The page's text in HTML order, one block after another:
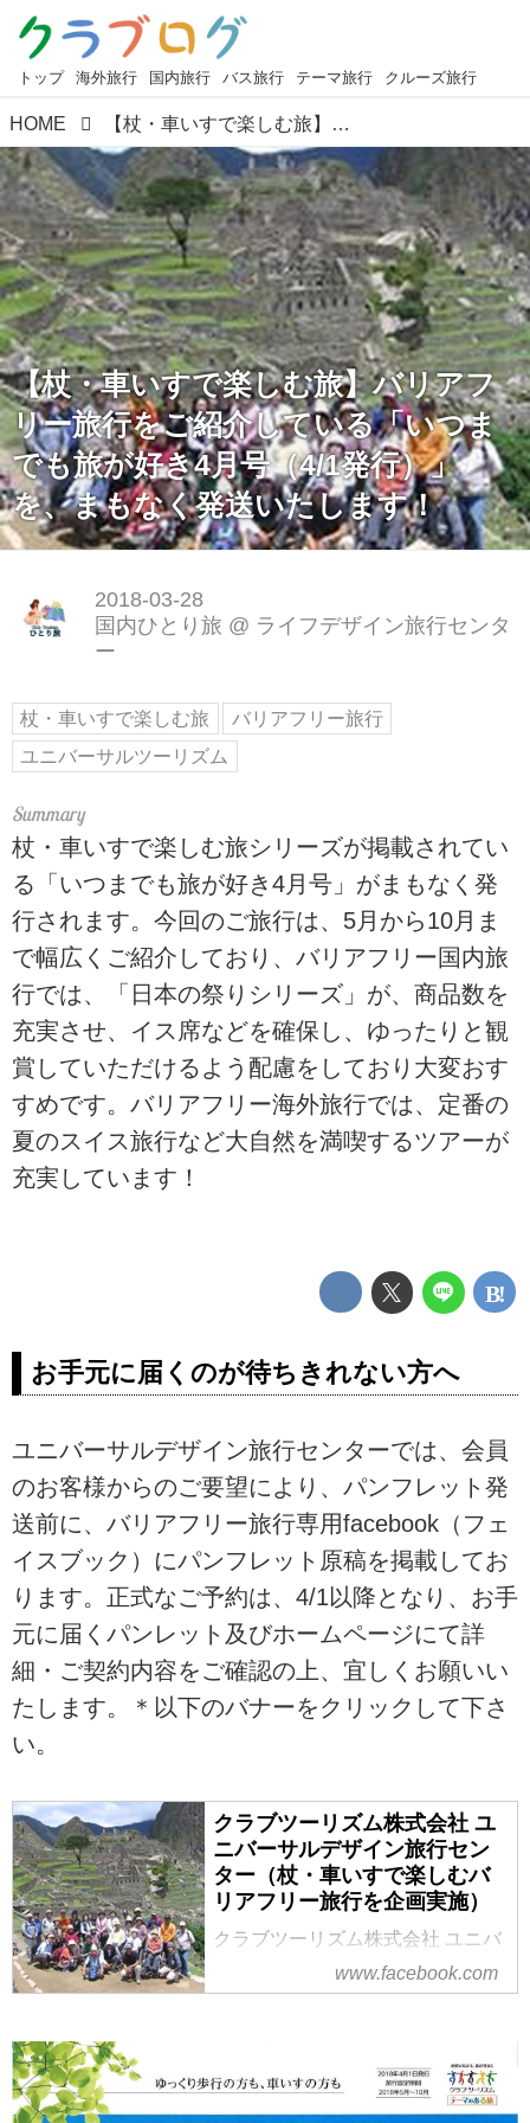
トップ 海外旅行 国内旅行 バス旅行 テーマ旅行 クルーズ旅行
HOME 【杖・車いすで楽しむ旅】バリアフリー旅行をご紹介している「いつまでも旅が好き4月号（4/1発行）」を、まもなく発送いたします！
【杖・車いすで楽しむ旅】バリアフ
リー旅行をご紹介している「いつま
でも旅が好き4月号（4/1発行）」
を、まもなく発送いたします！
2018-03-28
国内ひとり旅 @ ライフデザイン旅行センタ
ー
杖・車いすで楽しむ旅
バリアフリー旅行
ユニバーサルツーリズム
杖・車いすで楽しむ旅シリーズが掲載されてい
る「いつまでも旅が好き4月号」がまもなく発
行されます。今回のご旅行は、5月から10月ま
で幅広くご紹介しており、バリアフリー国内旅
行では、「日本の祭りシリーズ」が、商品数を
充実させ、イス席などを確保し、ゆったりと観
賞していただけるよう配慮をしており大変おす
すめです。バリアフリー海外旅行では、定番の
夏のスイス旅行など大自然を満喫するツアーが
充実しています！
お手元に届くのが待ちきれない方へ
ユニバーサルデザイン旅行センターでは、会員
のお客様からのご要望により、パンフレット発
送前に、バリアフリー旅行専用facebook（フェ
イスブック）にパンフレット原稿を掲載してお
ります。正式なご予約は、4/1以降となり、お手
元に届くパンレット及びホームページにて詳
細・ご契約内容をご確認の上、宜しくお願いい
たします。＊以下のバナーをクリックして下さ
い。
クラブツーリズム株式会社 ユ
ニバーサルデザイン旅行セン
ター（杖・車いすで楽しむバ
リアフリー旅行を企画実施）
クラブツーリズム株式会社 ユニバ
ーサルデザイン旅行センター
（杖・車いすで楽しむバリアフリ
題にしています - ★20年の経験と
実績！★バリアフリー旅行推進！
www.facebook.com